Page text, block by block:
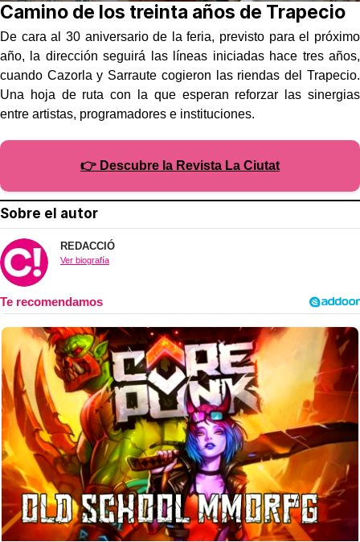
Camino de los treinta años de Trapecio
De cara al 30 aniversario de la feria, previsto para el próximo
año, la dirección seguirá las líneas iniciadas hace tres años,
cuando Cazorla y Sarraute cogieron las riendas del Trapecio.
Una hoja de ruta con la que esperan reforzar las sinergias
entre artistas, programadores e instituciones.
👉 Descubre la Revista La Ciutat
Sobre el autor
REDACCIÓ
Ver biografía